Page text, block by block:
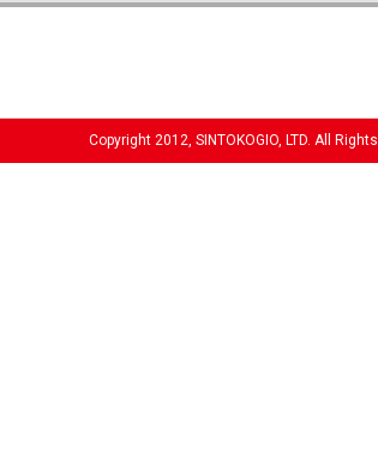
Copyright 2012, SINTOKOGIO, LTD. All